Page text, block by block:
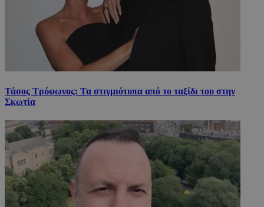
Τάσος Τρύφωνος: Τα στιγμιότυπα από το ταξίδι του στην
Σκωτία